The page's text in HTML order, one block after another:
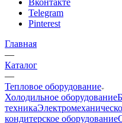
Вконтакте
Telegram
Pinterest
Главная
—
Каталог
—
Тепловое оборудование
Холодильное оборудование
техника
кондитерское оборудование